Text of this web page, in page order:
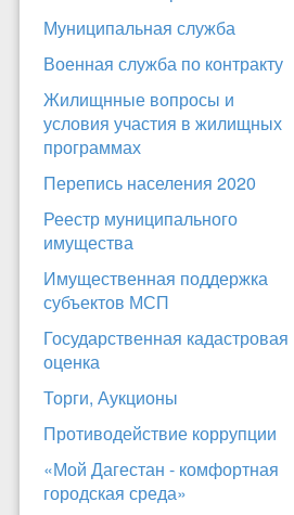
Муниципальная служба
Военная служба по контракту
Жилищнные вопросы и
условия участия в жилищных
программах
Перепись населения 2020
Реестр муниципального
имущества
Имущественная поддержка
субъектов МСП
Государственная кадастровая
оценка
Торги, Аукционы
Противодействие коррупции
«Мой Дагестан - комфортная
городская среда»